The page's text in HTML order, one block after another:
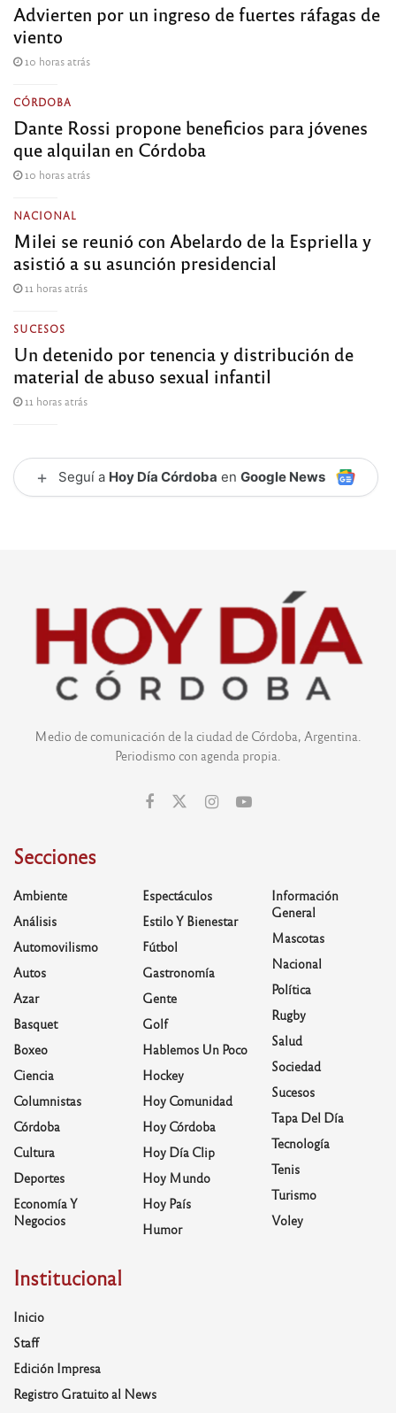
Advierten por un ingreso de fuertes ráfagas de
viento
10 horas atrás
CÓRDOBA
Dante Rossi propone beneficios para jóvenes
que alquilan en Córdoba
10 horas atrás
NACIONAL
Milei se reunió con Abelardo de la Espriella y
asistió a su asunción presidencial
11 horas atrás
SUCESOS
Un detenido por tenencia y distribución de
material de abuso sexual infantil
11 horas atrás
+ Seguí a Hoy Día Córdoba en Google News
Medio de comunicación de la ciudad de Córdoba, Argentina.
Periodismo con agenda propia.
Secciones
Ambiente
Análisis
Automovilismo
Autos
Azar
Basquet
Boxeo
Ciencia
Columnistas
Córdoba
Cultura
Deportes
Economía Y
Negocios
Espectáculos
Estilo Y Bienestar
Fútbol
Gastronomía
Gente
Golf
Hablemos Un Poco
Hockey
Hoy Comunidad
Hoy Córdoba
Hoy Día Clip
Hoy Mundo
Hoy País
Humor
Información
General
Mascotas
Nacional
Política
Rugby
Salud
Sociedad
Sucesos
Tapa Del Día
Tecnología
Tenis
Turismo
Voley
Institucional
Inicio
Staff
Edición Impresa
Registro Gratuito al News